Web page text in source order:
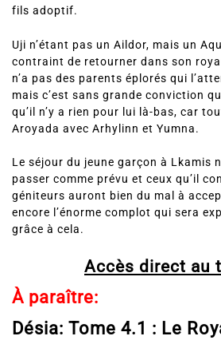
fils adoptif.
Uji n’étant pas un Aildor, mais un
contraint de retourner dans son
n’a pas des parents éplorés qui
mais c’est sans grande conviction
qu’il n’y a rien pour lui là-bas, car
Aroyada avec Arhylinn et Yumna.
Le séjour du jeune garçon à Lkamis
passer comme prévu et ceux qu’il
géniteurs auront bien du mal à
encore l’énorme complot qui sera
grâce à cela.
Accès direct au
À paraître:
Désia: Tome 4.1 : Le